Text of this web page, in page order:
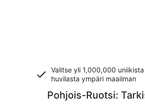
Valitse yli 1,000,000
huvilasta ympäri maailman
Pohjois-Ruotsi: